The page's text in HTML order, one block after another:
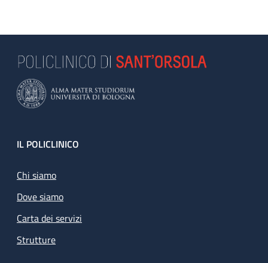
Footer
IL POLICLINICO
Chi siamo
Dove siamo
Carta dei servizi
Strutture